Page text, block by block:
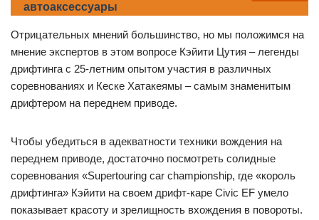
автоаксессуары
Отрицательных мнений большинство, но мы положимся на
мнение экспертов в этом вопросе Кэйити Цутия – легенды
дрифтинга с 25-летним опытом участия в различных
соревнованиях и Кеске Хатакеямы – самым знаменитым
дрифтером на переднем приводе.
Чтобы убедиться в адекватности техники вождения на
переднем приводе, достаточно посмотреть солидные
соревнования «Supertouring car championship, где «король
дрифтинга» Кэйити на своем дрифт-каре Civic EF умело
показывает красоту и зрелищность вхождения в повороты.